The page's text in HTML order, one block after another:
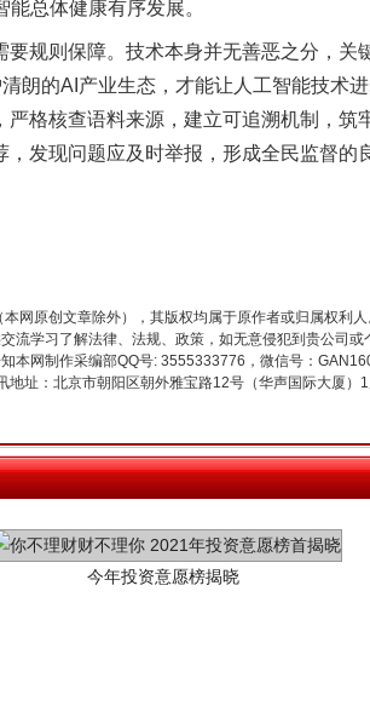
总体健康有序发展。
则保障。技术本身并无善恶之分，关
朗的AI产业生态，才能让人工智能技术
格核查语料来源，建立可追溯机制，筑
发现问题应及时举报，形成全民监督的
网原创文章除外），其版权均属于原作者或归属权利
流学习了解法律、法规、政策，如无意侵犯到贵公司
本网制作采编部QQ号: 3555333776，微信号：
址：北京市朝阳区朝外雅宝路12号（华声国际大厦）
谢谢有你温暖了四季
今年投资意愿榜揭晓